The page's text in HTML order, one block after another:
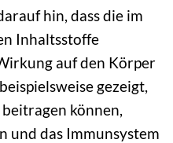
hin, dass die im
Inhaltsstoffe
auf den Körper
gezeigt,
können,
und das Immunsystem